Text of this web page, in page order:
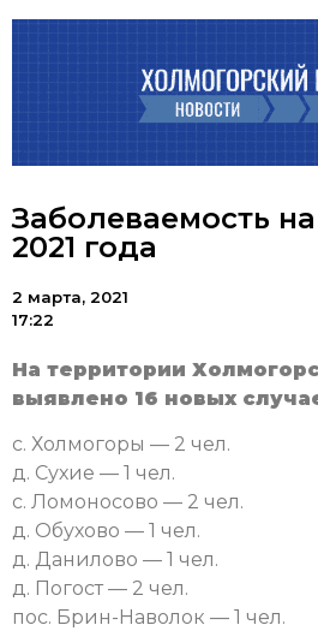
Заболеваемость
2021 года
2 марта, 2021
17:22
На территории
выявлено 16 новых
с. Холмогоры — 2 чел.
д. Сухие — 1 чел.
с. Ломоносово — 2 чел.
д. Обухово — 1 чел.
д. Данилово — 1 чел.
д. Погост — 2 чел.
пос. Брин-Наволок — 1 чел.